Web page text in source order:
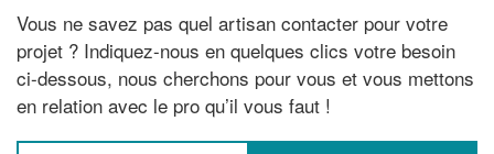
Vous ne savez pas quel artisan contacter pour votre
projet ? Indiquez-nous en quelques clics votre besoin
ci-dessous, nous cherchons pour vous et vous mettons
en relation avec le pro qu’il vous faut !